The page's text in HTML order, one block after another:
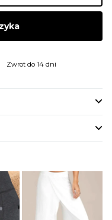
Zwrot do 14 dni